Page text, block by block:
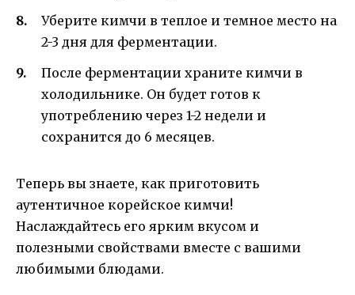
Уберите кимчи в теплое и темное место на
2-3 дня для ферментации.
После ферментации храните кимчи в
холодильнике. Он будет готов к
употреблению через 1-2 недели и
сохранится до 6 месяцев.
Теперь вы знаете, как приготовить
аутентичное корейское кимчи!
Наслаждайтесь его ярким вкусом и
полезными свойствами вместе с вашими
любимыми блюдами.